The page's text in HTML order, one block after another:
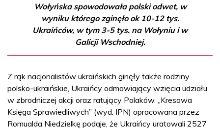
Wołyńska spowodowała polski odwet, w
wyniku którego zginęło ok 10-12 tys.
Ukraińców, w tym 3-5 tys. na Wołyniu i w
Galicji Wschodniej.
Z rąk nacjonalistów ukraińskich ginęły także rodziny
polsko-ukraińskie, Ukraińcy odmawiający wzięcia udziału
w zbrodniczej akcji oraz ratujący Polaków. „Kresowa
Księga Sprawiedliwych” (wyd. IPN) opracowana przez
Romualda Niedzielkę podaje, że Ukraińcy uratowali 2527